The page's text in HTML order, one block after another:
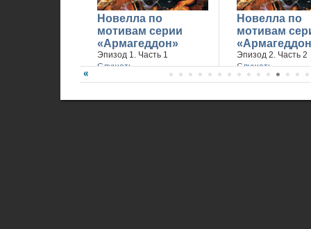
Новелла по
мотивам серии
«Армагеддон»
Эпизод 1. Часть 1
Слушать
Новелла по
мотивам
Эпизод 2. Часть 2
Слушать